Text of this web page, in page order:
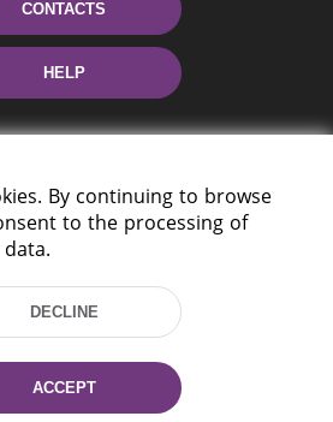
CONTACTS
HELP
Ave. 116, Minsk,
37 37
97 06
By continuing to browse
to the processing of
DECLINE
ACCEPT